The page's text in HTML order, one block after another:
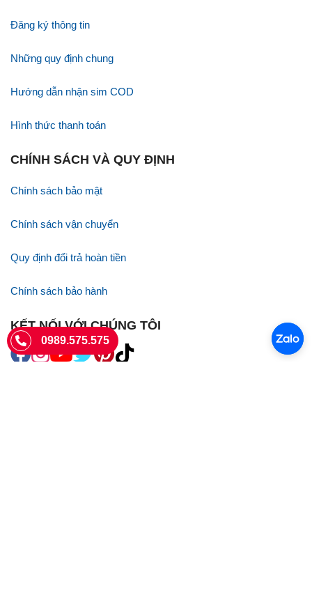
Đăng ký thông tin
Những quy định chung
Hướng dẫn nhận sim COD
Hình thức thanh toán
CHÍNH SÁCH VÀ QUY ĐỊNH
Chính sách bảo mật
Chính sách vận chuyển
Quy định đổi trả hoàn tiền
Chính sách bảo hành
KẾT NỐI VỚI CHÚNG TÔI
0989.575.575